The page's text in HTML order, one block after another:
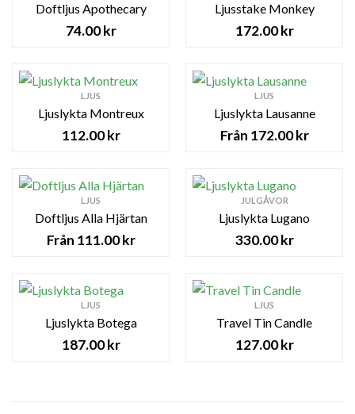
Doftljus Apothecary
74.00kr
Ljusstake Monkey
172.00kr
LJUS
Ljuslykta Montreux
112.00kr
LJUS
Ljuslykta Lausanne
172.00kr
LJUS
Doftljus Alla Hjärtan
111.00kr
JULGÅVOR
Ljuslykta Lugano
330.00kr
LJUS
Ljuslykta Botega
187.00kr
LJUS
Travel Tin Candle
127.00kr